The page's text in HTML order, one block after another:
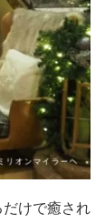
けで癒され